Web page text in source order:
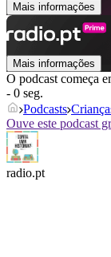
Mais informações
Mais informações
O podcast começa
- 0 seg.
Podcasts
Ouve este podcast
radio.pt